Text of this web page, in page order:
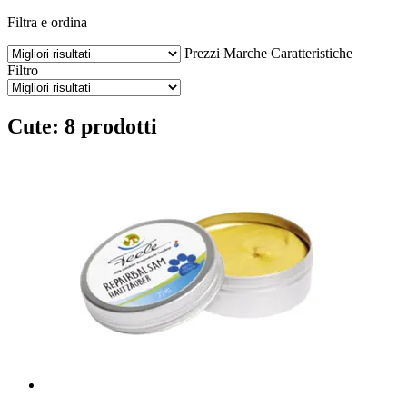
Filtra e ordina
Prezzi Marche Caratteristiche
Filtro
Cute: 8 prodotti